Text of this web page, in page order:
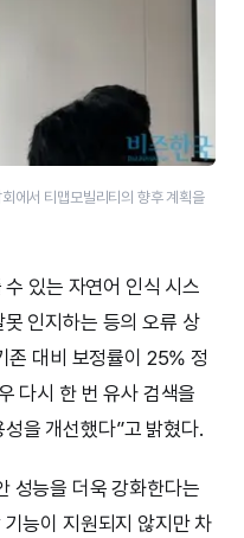
에서 티맵모빌리티의 향후 계획을
있는 자연어 인식 시스
인지하는 등의 오류 상
존 대비 보정률이 25% 정
다시 한 번 유사 검색을
을 개선했다”고 밝혔다.
성능을 더욱 강화한다는
능이 지원되지 않지만 차